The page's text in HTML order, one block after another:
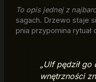
To opis jednej z
sagach. Drzewo staje
pnia przypomina rytuał
„Ulf pędził go
wnętrzności